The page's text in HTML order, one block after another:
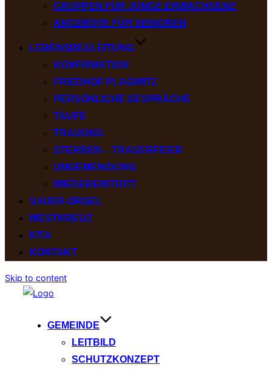
GRUPPEN FÜR JUNGE ERWACHSENE
ANGEBOTE FÜR SENIOREN
LEBENSBEGLEITUNG
KONFIRMATION
FRIEDHOF PLAGWITZ
PERSÖNLICHE GESPRÄCHE
TAUFE
TRAUUNG
STERBEN – TRAUERFEIER
UMGEMEINDUNG
WIEDEREINTRITT
SAUER-ORGEL
WESTKREUZ
KITA
KONTAKT
Skip to content
GEMEINDE
LEITBILD
SCHUTZKONZEPT